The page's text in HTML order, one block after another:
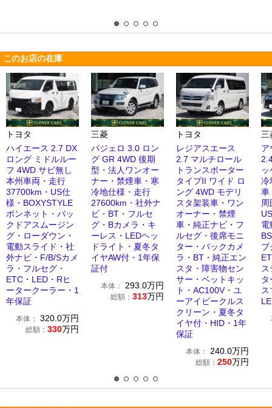
このお店の在庫
トヨタ
ハイエース 2.7 DX
ロング ミドルルー
フ 4WD サビ無し
本州車両・走行
37700km・US仕
様・BOXYSTYLE
ボンネット・バッ
クドアスムージン
グ・ローダウン・
電動スライド・社
外ナビ・F/B/Sカメ
ラ・フルセグ・
ETC・LED・Rヒ
ータークーラー・1
年保証
本体： 320.0万円
総額： 330万円
三菱
パジェロ 3.0 ロン
グ GR 4WD 後期
型・法人ワンオー
ナー・禁煙車・寒
冷地仕様・走行
27600km・社外ナ
ビ・BT・フルセ
グ・Bカメラ・キ
ーレス・LEDヘッ
ドライト・夏冬タ
イヤAW付・1年保
証付
本体： 293.0万円
総額： 313万円
トヨタ
レジアスエース
2.7 マルチロール
トランスポーター
タイプII ワイド ロ
ング 4WD モデリ
スタ架装車・ワン
オーナー・禁煙
車・純正ナビ・フ
ルセグ・後席モニ
ター・バックカメ
ラ・BT・純正エン
スタ・障害物セン
サー・ベットキッ
ト・AC100V・ユ
ーアイビークルス
クリーン・夏冬タ
イヤ付・HID・1年
保証
本体： 240.0万円
総額： 250万円
三
ア
冷
車
電
ブ